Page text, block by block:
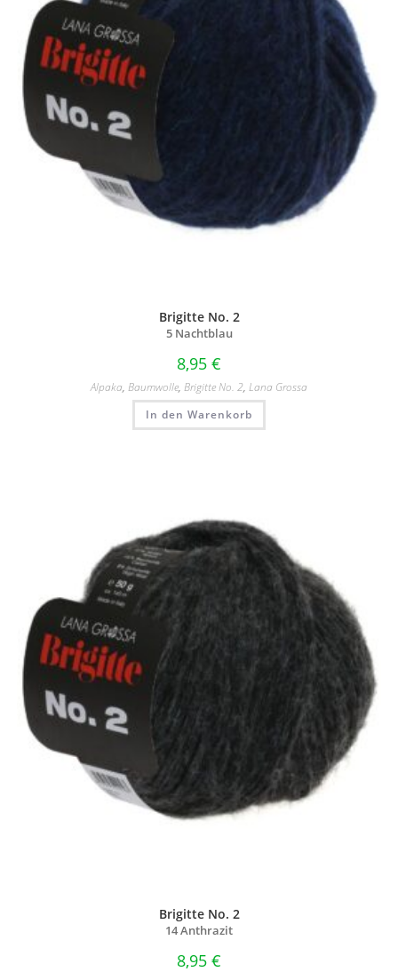
Brigitte No. 2
5 Nachtblau
8,95 €
Alpaka, Baumwolle, Brigitte No. 2, Lana Grossa
In den Warenkorb
Brigitte No. 2
14 Anthrazit
8,95 €